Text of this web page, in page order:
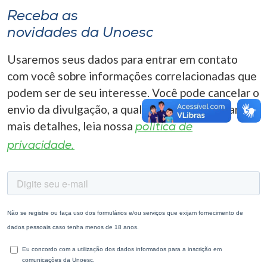
A+
Receba as
novidades da Unoesc
Usaremos seus dados para entrar em contato
com você sobre informações correlacionadas que
podem ser de seu interesse. Você pode cancelar o
envio da divulgação, a qualquer momento. Para
mais detalhes, leia nossa política de
privacidade.